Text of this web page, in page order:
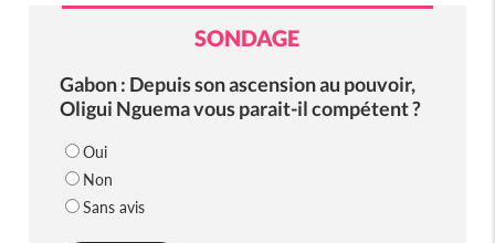
SONDAGE
Gabon : Depuis son ascension au pouvoir,
Oligui Nguema vous parait-il compétent ?
Oui
Non
Sans avis